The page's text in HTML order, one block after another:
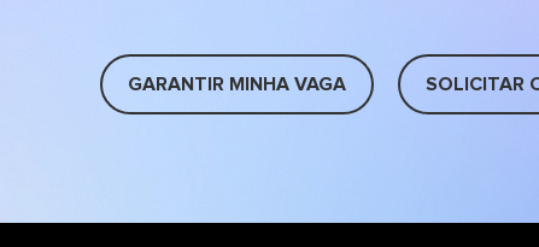
GARANTIR MINHA VAGA SOLICITAR